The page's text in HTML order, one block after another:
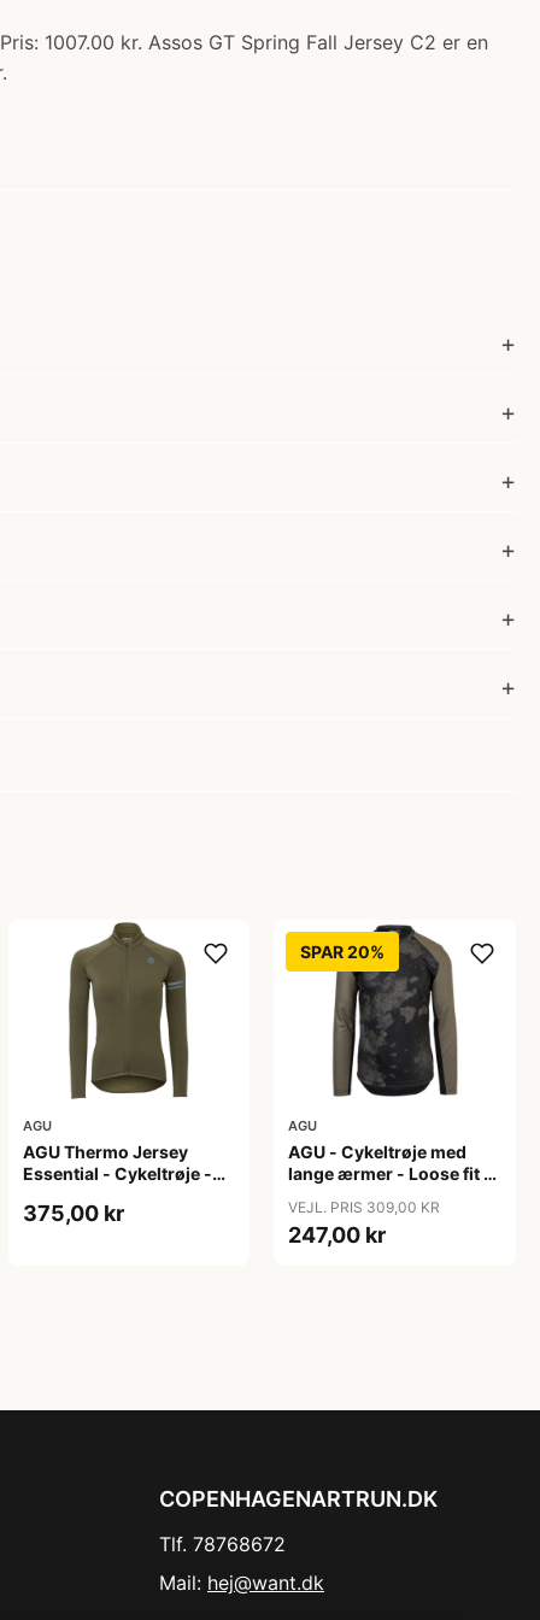
1007.00 kr. Assos GT Spring Fall Jersey C2 er en
AGU
AGU Thermo Jersey
Essential - Cykeltrøje -
XXL
375,00 kr
SPAR 20%
AGU
AGU - Cykeltrøje med
lange ærmer - Loose fit -
VEJL. PRIS 309,00 KR
247,00 kr
COPENHAGENARTRUN.DK
Tlf. 78768672
Mail: hej@want.dk